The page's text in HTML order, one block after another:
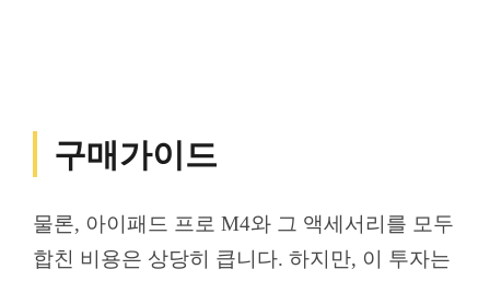
구매가이드
물론, 아이패드 프로 M4와 그 액세서리를 모두
합친 비용은 상당히 큽니다. 하지만, 이 투자는